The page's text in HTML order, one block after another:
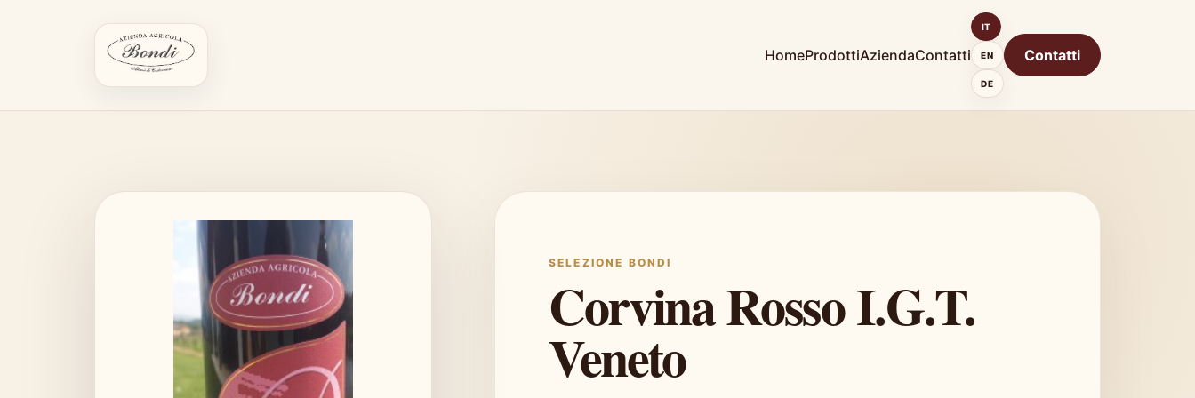
HomeProdottiAziendaContatti
IT
EN
DE
Contatti
SELEZIONE BONDI
Corvina Rosso I.G.T.
Veneto